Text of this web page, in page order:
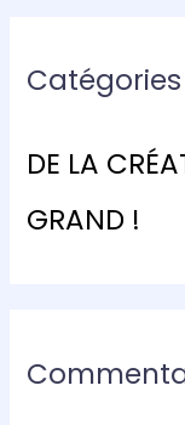
Catégories
DE LA
GRAND !